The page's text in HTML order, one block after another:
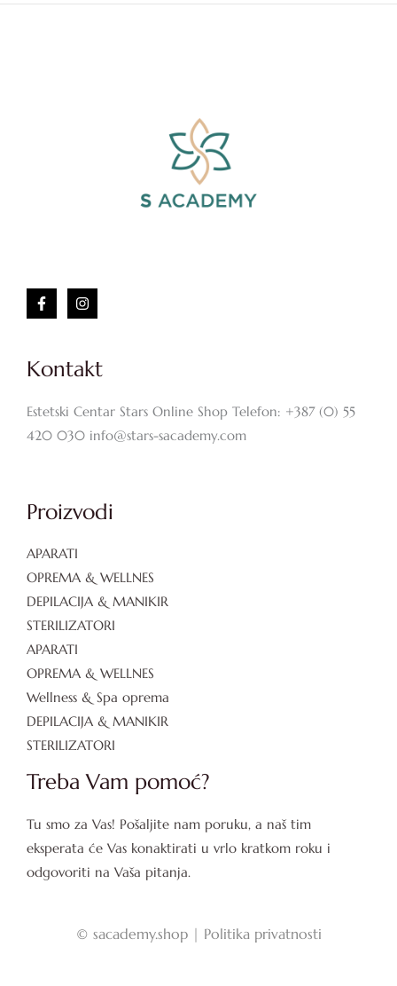
Kontakt
Estetski Centar Stars Online Shop Telefon: +387 (0) 55
420 030 info@stars-sacademy.com
Proizvodi
APARATI
OPREMA & WELLNES
DEPILACIJA & MANIKIR
STERILIZATORI
APARATI
OPREMA & WELLNES
Wellness & Spa oprema
DEPILACIJA & MANIKIR
STERILIZATORI
Treba Vam pomoć?
Tu smo za Vas! Pošaljite nam poruku, a naš tim
eksperata će Vas konaktirati u vrlo kratkom roku i
odgovoriti na Vaša pitanja.
© sacademy.shop | Politika privatnosti